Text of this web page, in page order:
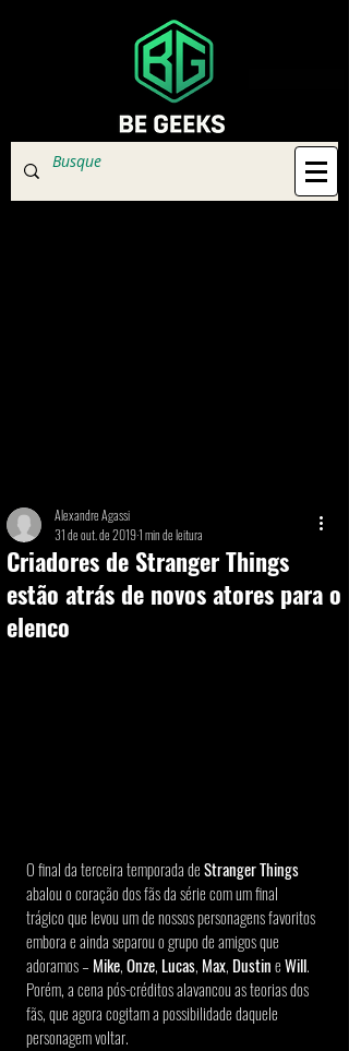
Criadores de Stranger Things
estão atrás de novos atores para o
elenco
Alexandre Agassi
31 de out. de 20191 min de leitura
O final da terceira temporada de Stranger Things
abalou o coração dos fãs da série com um final
trágico que levou um de nossos personagens favoritos
embora e ainda separou o grupo de amigos que
adoramos – Mike, Onze, Lucas, Max, Dustin e Will.
Porém, a cena pós-créditos alavancou as teorias dos
fãs, que agora cogitam a possibilidade daquele
personagem voltar.